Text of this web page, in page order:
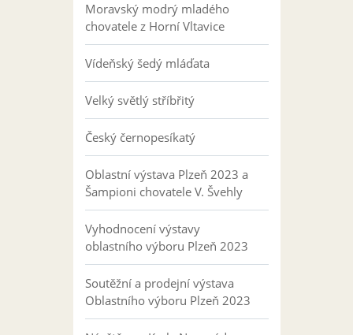
Moravský modrý mladého
chovatele z Horní Vltavice
Vídeňský šedý mláďata
Velký světlý stříbřitý
Český černopesíkatý
Oblastní výstava Plzeň 2023 a
Šampioni chovatele V. Švehly
Vyhodnocení výstavy
oblastního výboru Plzeň 2023
Soutěžní a prodejní výstava
Oblastního výboru Plzeň 2023